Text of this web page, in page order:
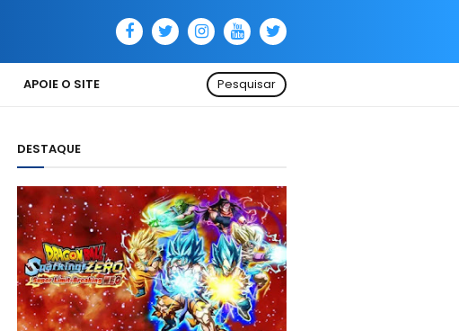
APOIE O SITE Pesquisar
DESTAQUE